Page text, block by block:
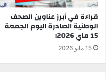
قراءة في أبرز عناوين الصحف
الوطنية الصادرة اليوم الجمعة
15 ماي 2026:
15 مايو 2026